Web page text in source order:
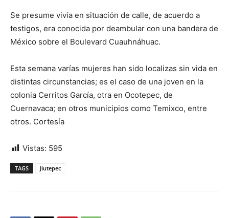
Se presume vivía en situación de calle, de acuerdo a
testigos, era conocida por deambular con una bandera de
México sobre el Boulevard Cuauhnáhuac.
Esta semana varías mujeres han sido localizas sin vida en
distintas circunstancias; es el caso de una joven en la
colonia Cerritos García, otra en Ocotepec, de
Cuernavaca; en otros municipios como Temixco, entre
otros. Cortesía
Vistas: 595
TAGS Jiutepec